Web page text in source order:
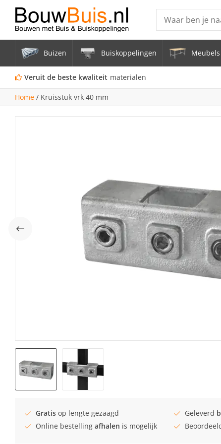
Producten
Steigerbuis
Vrijstaand
mm
Zwarte
Buizen Buiskoppelingen
Veruit de beste kwaliteit materialen
Home / Kruisstuk vrk 40 mm
Gratis op lengte gezaagd Geleverd
Online bestelling afhalen is mogelijk